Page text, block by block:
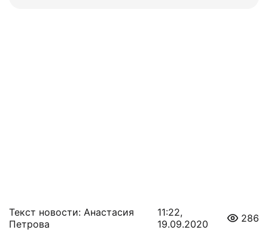
Текст новости: Анастасия
Петрова
11:22,
19.09.2020
286